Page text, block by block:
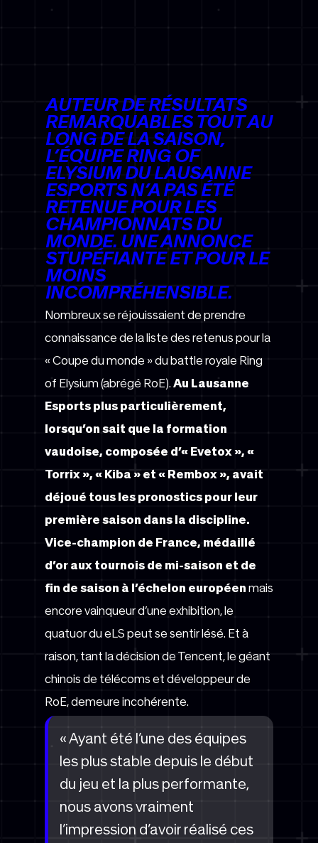
AUTEUR DE RÉSULTATS
REMARQUABLES TOUT AU
LONG DE LA SAISON,
L’ÉQUIPE RING OF
ELYSIUM DU LAUSANNE
ESPORTS N’A PAS ÉTÉ
RETENUE POUR LES
CHAMPIONNATS DU
MONDE. UNE ANNONCE
STUPÉFIANTE ET POUR LE
MOINS
INCOMPRÉHENSIBLE.
Nombreux se réjouissaient de prendre
connaissance de la liste des retenus pour la
« Coupe du monde » du battle royale Ring
of Elysium (abrégé RoE). Au Lausanne
Esports plus particulièrement,
lorsqu’on sait que la formation
vaudoise, composée d’« Evetox », «
Torrix », « Kiba » et « Rembox », avait
déjoué tous les pronostics pour leur
première saison dans la discipline.
Vice-champion de France, médaillé
d’or aux tournois de mi-saison et de
fin de saison à l’échelon européen mais
encore vainqueur d’une exhibition, le
quatuor du eLS peut se sentir lésé. Et à
raison, tant la décision de Tencent, le géant
chinois de télécoms et développeur de
RoE, demeure incohérente.
« Ayant été l’une des équipes
les plus stable depuis le début
du jeu et la plus performante,
nous avons vraiment
l’impression d’avoir réalisé ces